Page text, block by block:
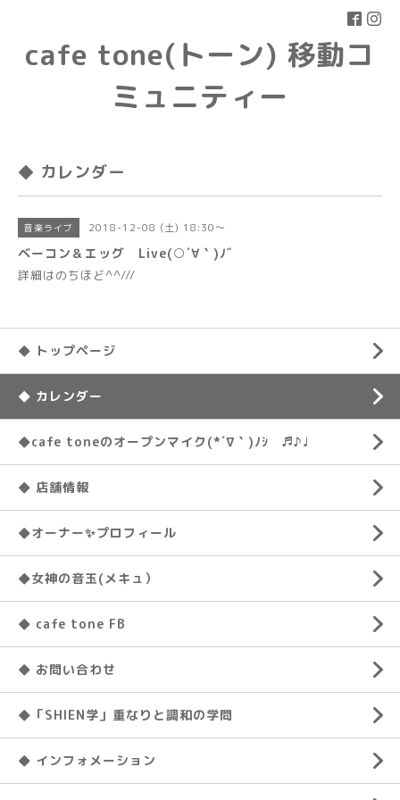
cafe tone(トーン) 移動コ
ミュニティー
◆ カレンダー
音楽ライブ 2018-12-08 (土) 18:30～
ベーコン＆エッグ Live(○´∀｀)ﾉﾞ
詳細はのちほど^^///
◆ トップページ
◆ カレンダー
◆cafe toneのオープンマイク(*´∇｀)ﾉｼ ♬♪♩
◆ 店舗情報
◆オーナー✨プロフィール
◆女神の音玉(メキュ）
◆ cafe tone FB
◆ お問い合わせ
◆「SHIEN学」重なりと調和の学問
◆ インフォメーション